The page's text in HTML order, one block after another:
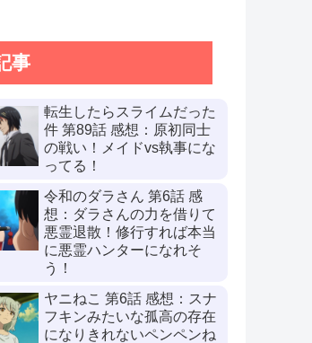
事
転生したらスライムだった
件 第89話 感想：原初同士
の戦い！メイドvs執事にな
ってる！
令和のダラさん 第6話 感
想：ダラさんの力を借りて
悪霊退散！修行すれば本当
に悪霊ハンターになれそ
う！
ヤニねこ 第6話 感想：スナ
フキンみたいな孤高の存在
になりきれないペンペンね